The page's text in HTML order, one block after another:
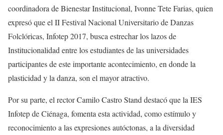
coordinadora de Bienestar Institucional, Ivonne Tete Farias, quien
expresó que el II Festival Nacional Universitario de Danzas
Folclóricas, Infotep 2017, busca estrechar los lazos de
Institucionalidad entre los estudiantes de las universidades
participantes de este importante acontecimiento, en donde la
plasticidad y la danza, son el mayor atractivo.
Por su parte, el rector Camilo Castro Stand destacó que la IES
Infotep de Ciénaga, fomenta esta actividad, como estímulo y
reconocimiento a las expresiones autóctonas, a la diversidad